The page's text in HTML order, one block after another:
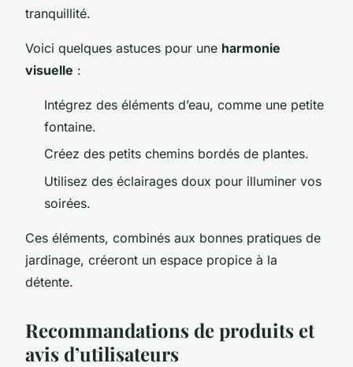
tranquillité.
Voici quelques astuces pour une harmonie
visuelle :
Intégrez des éléments d’eau, comme une petite
fontaine.
Créez des petits chemins bordés de plantes.
Utilisez des éclairages doux pour illuminer vos
soirées.
Ces éléments, combinés aux bonnes pratiques de
jardinage, créeront un espace propice à la
détente.
Recommandations de produits et
avis d’utilisateurs